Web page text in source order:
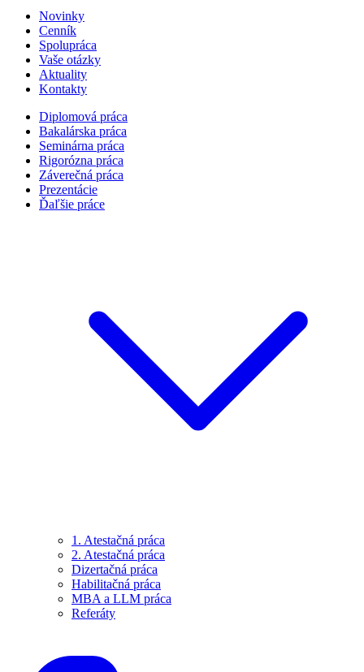
Novinky
Cenník
Spolupráca
Vaše otázky
Aktuality
Kontakty
Diplomová práca
Bakalárska práca
Seminárna práca
Rigorózna práca
Záverečná práca
Prezentácie
Ďaľšie práce
1. Atestačná práca
2. Atestačná práca
Dizertačná práca
Habilitačná práca
MBA a LLM práca
Referáty